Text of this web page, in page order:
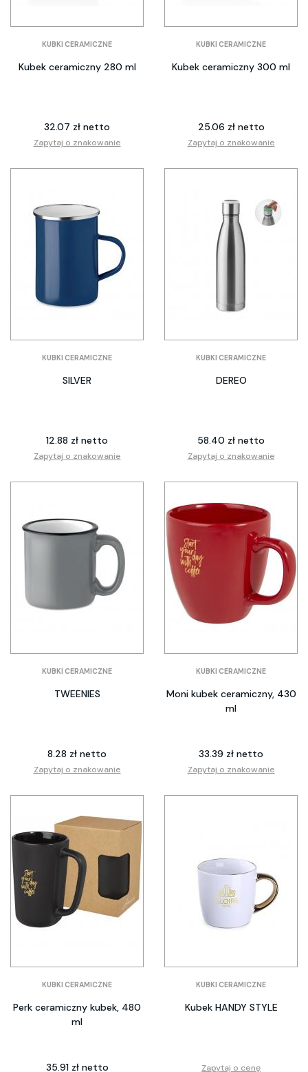
KUBKI CERAMICZNE
Kubek ceramiczny 280 ml
32.07 zł netto
Zapytaj o znakowanie
KUBKI CERAMICZNE
Kubek ceramiczny 300 ml
25.06 zł netto
Zapytaj o znakowanie
KUBKI CERAMICZNE
SILVER
12.88 zł netto
Zapytaj o znakowanie
KUBKI CERAMICZNE
DEREO
58.40 zł netto
Zapytaj o znakowanie
KUBKI CERAMICZNE
TWEENIES
8.28 zł netto
Zapytaj o znakowanie
KUBKI CERAMICZNE
Moni kubek ceramiczny, 430
ml
33.39 zł netto
Zapytaj o znakowanie
KUBKI CERAMICZNE
Perk ceramiczny kubek, 480
ml
35.91 zł netto
KUBKI CERAMICZNE
Kubek HANDY STYLE
Zapytaj o cenę